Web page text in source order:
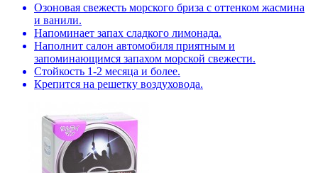
Озоновая свежесть морского бриза с оттенком жасмина
и ванили.
Напоминает запах сладкого лимонада.
Наполнит салон автомобиля приятным и
запоминающимся запахом морской свежести.
Стойкость 1-2 месяца и более.
Крепится на решетку воздуховода.